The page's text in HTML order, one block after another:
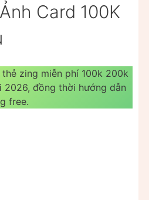
Card 100K
zing miễn phí 100k 200k
2026, đồng thời hướng dẫn
free.